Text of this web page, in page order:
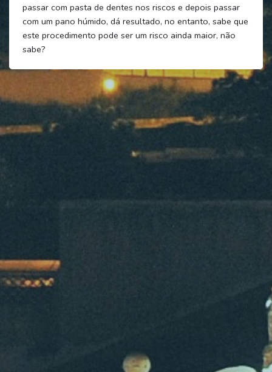
passar com pasta de dentes nos riscos e depois passar
com um pano húmido, dá resultado, no entanto, sabe que
este procedimento pode ser um risco ainda maior, não
sabe?